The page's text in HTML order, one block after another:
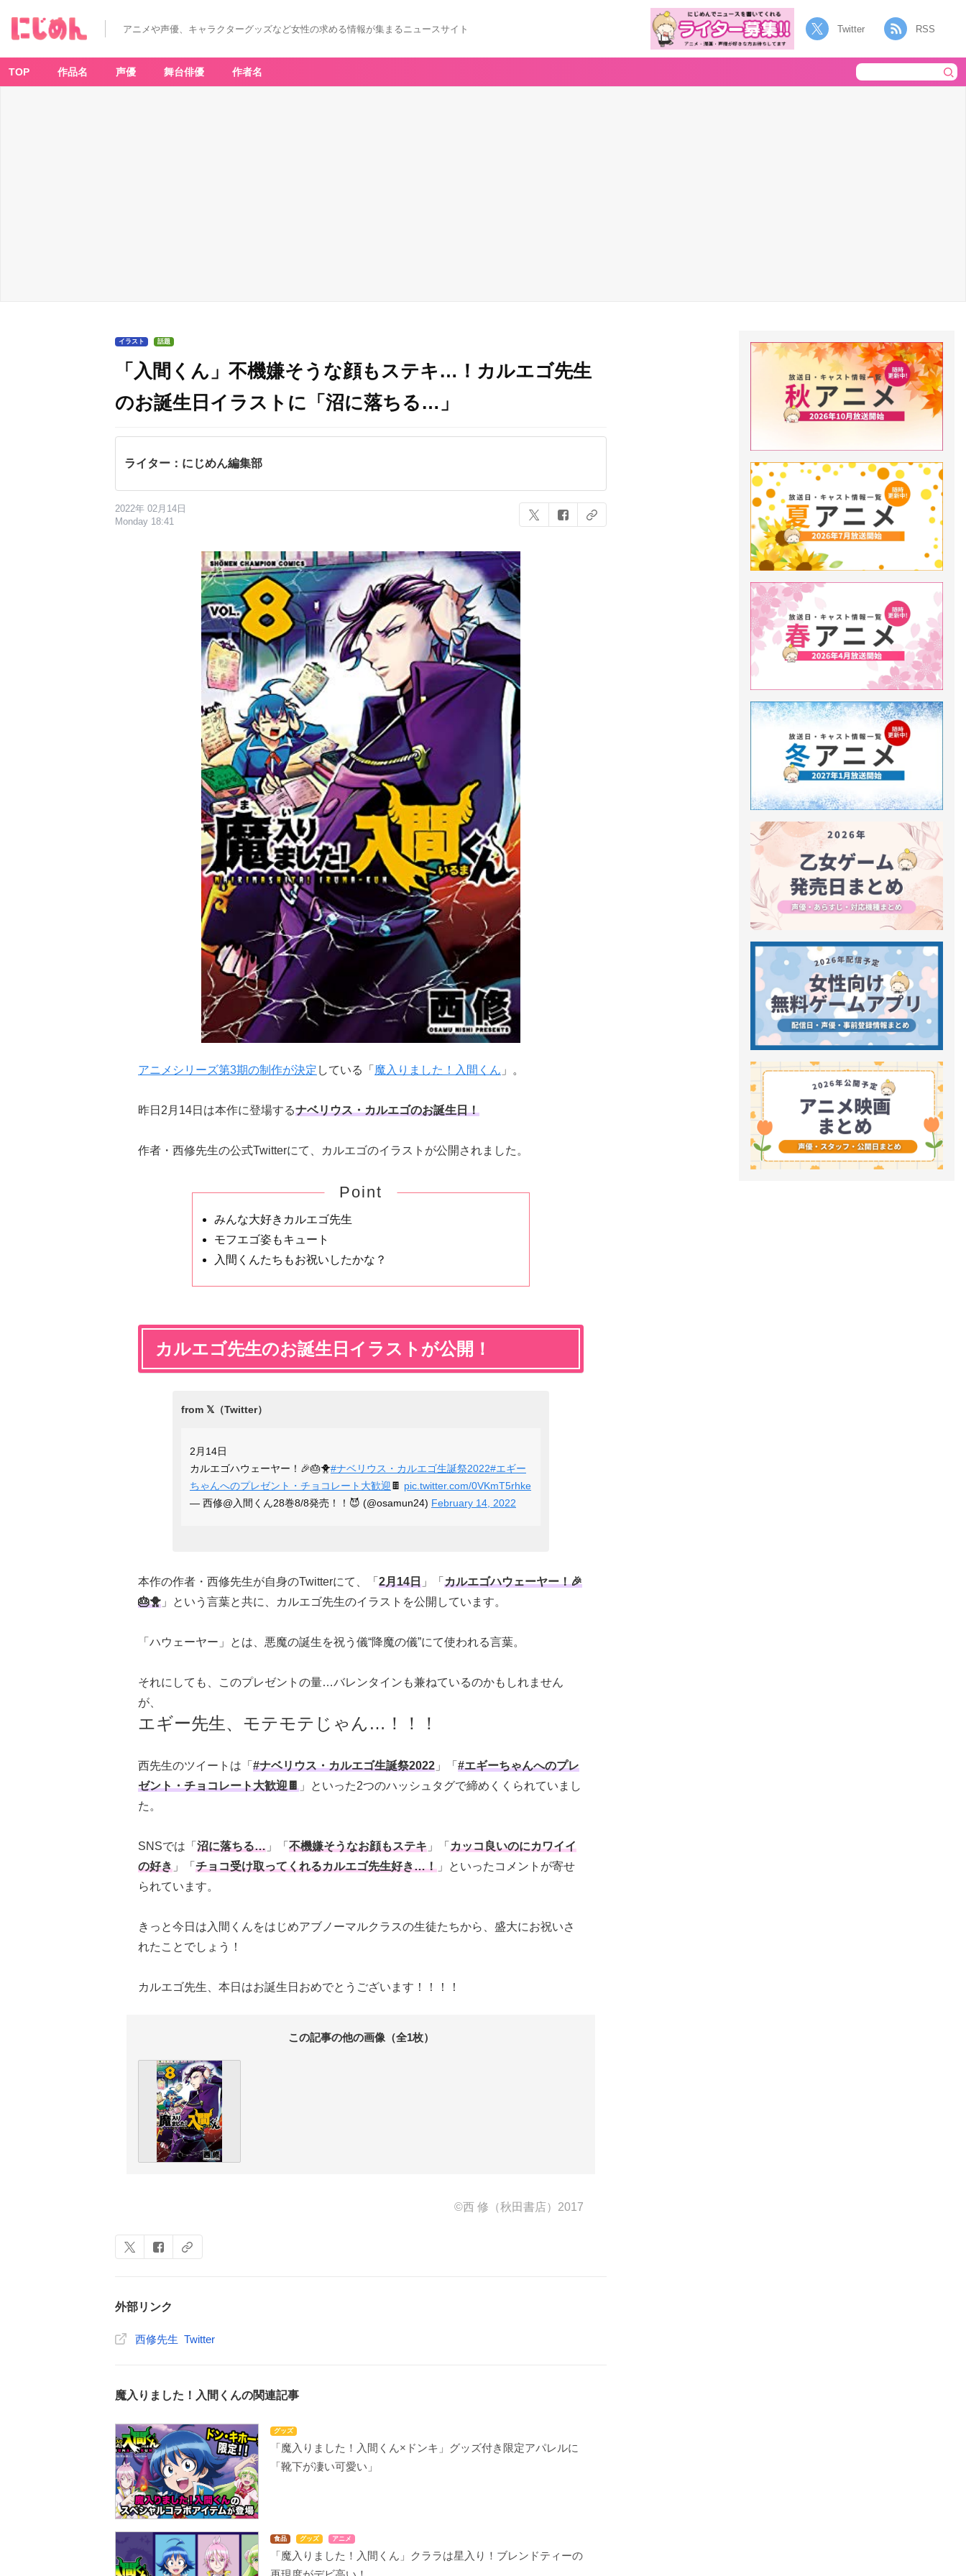
アニメや声優、キャラクターグッズなど女性の求める情報が集まるニュースサイト Twitter RSS
TOP 作品名 声優 舞台俳優 作者名
イラスト 話題
「入間くん」不機嫌そうな顔もステキ…！カルエゴ先生
のお誕生日イラストに「沼に落ちる…」
ライター：にじめん編集部
2022年 02月14日
Monday 18:41
アニメシリーズ第3期の制作が決定 している「 魔入りました！入間くん 」。
昨日2月14日は本作に登場するナベリウス・カルエゴのお誕生日！
作者・西修先生の公式Twitterにて、カルエゴのイラストが公開されました。
Point
みんな大好きカルエゴ先生
モフエゴ姿もキュート
入間くんたちもお祝いしたかな？
カルエゴ先生のお誕生日イラストが公開！
2月14日
カルエゴハウェーヤー！🎉🎂🐥#ナベリウス・カルエゴ生誕祭2022#エギー
ちゃんへのプレゼント・チョコレート大歓迎🍫 pic.twitter.com/0VKmT5rhke
— 西修@入間くん28巻8/8発売！！😈 (@osamun24) February 14, 2022
本作の作者・西修先生が自身のTwitterにて、「 2月14日 」「 カルエゴハウェーヤー！🎉
🎂🐥 」という言葉と共に、カルエゴ先生のイラストを公開しています。
「ハウェーヤー」とは、悪魔の誕生を祝う儀“降魔の儀”にて使われる言葉。
それにしても、このプレゼントの量…バレンタインも兼ねているのかもしれません
が、
エギー先生、モテモテじゃん…！！！
西先生のツイートは「 #ナベリウス・カルエゴ生誕祭2022 」「 #エギーちゃんへのプレ
ゼント・チョコレート大歓迎🍫 」といった2つのハッシュタグで締めくくられていまし
た。
SNSでは「 沼に落ちる… 」「 不機嫌そうなお顔もステキ 」「 カッコ良いのにカワイイ
の好き 」「 チョコ受け取ってくれるカルエゴ先生好き…！ 」といったコメントが寄せ
られています。
きっと今日は入間くんをはじめアブノーマルクラスの生徒たちから、盛大にお祝いさ
れたことでしょう！
カルエゴ先生、本日はお誕生日おめでとうございます！！！！
この記事の他の画像（全1枚）
©西 修（秋田書店）2017
外部リンク
西修先生 Twitter
魔入りました！入間くんの関連記事
グッズ
「魔入りました！入間くん×ドンキ」グッズ付き限定アパレルに
「靴下が凄い可愛い」
食品 グッズ アニメ
「魔入りました！入間くん」クララは星入り！ブレンドティーの